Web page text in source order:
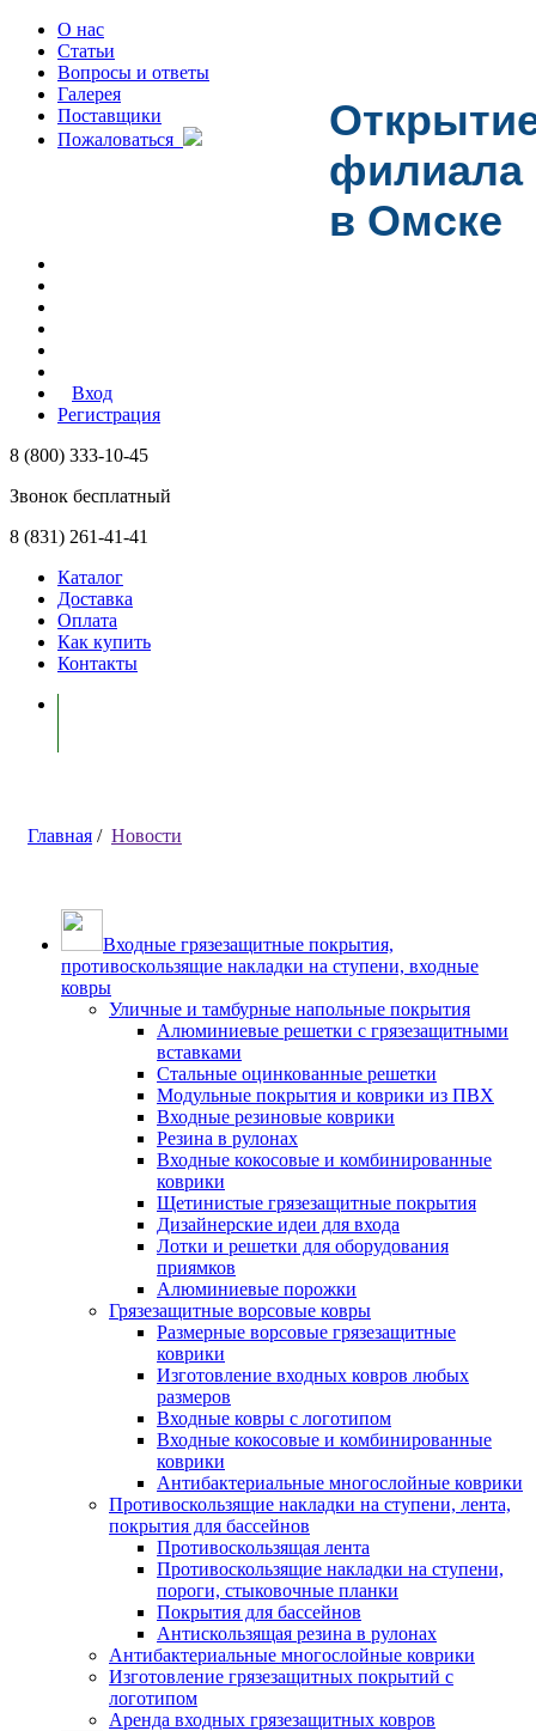
О нас
Статьи
Вопросы и ответы
Галерея
Поставщики
Пожаловаться
Вход
Регистрация
8 (800) 333-10-45
Звонок бесплатный
8 (831) 261-41-41
Каталог
Доставка
Оплата
Как купить
Контакты
Главная / Новости
филиала
в Омске
Входные грязезащитные покрытия,
противоскользящие накладки на ступени, входные
ковры
Уличные и тамбурные напольные покрытия
Алюминиевые решетки с грязезащитными
вставками
Стальные оцинкованные решетки
Модульные покрытия и коврики из ПВХ
Входные резиновые коврики
Резина в рулонах
Входные кокосовые и комбинированные
коврики
Щетинистые грязезащитные покрытия
Дизайнерские идеи для входа
Лотки и решетки для оборудования
приямков
Алюминиевые порожки
Грязезащитные ворсовые ковры
Размерные ворсовые грязезащитные
коврики
Изготовление входных ковров любых
размеров
Входные ковры с логотипом
Входные кокосовые и комбинированные
коврики
Антибактериальные многослойные коврики
Противоскользящие накладки на ступени, лента,
покрытия для бассейнов
Противоскользящая лента
Противоскользящие накладки на ступени,
пороги, стыковочные планки
Покрытия для бассейнов
Антискользящая резина в рулонах
Антибактериальные многослойные коврики
Изготовление грязезащитных покрытий с
логотипом
Аренда входных грязезащитных ковров